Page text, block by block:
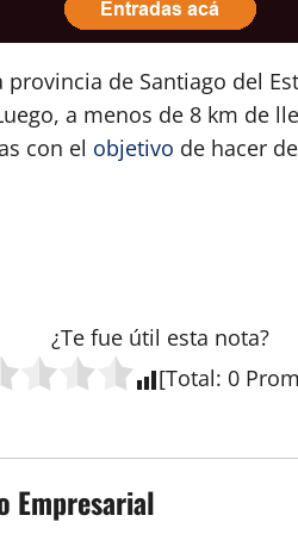
de Santiago del
a menos de 8 km de
con el objetivo de hacer
¿Te fue útil esta nota?
[Total: 0
Empresarial